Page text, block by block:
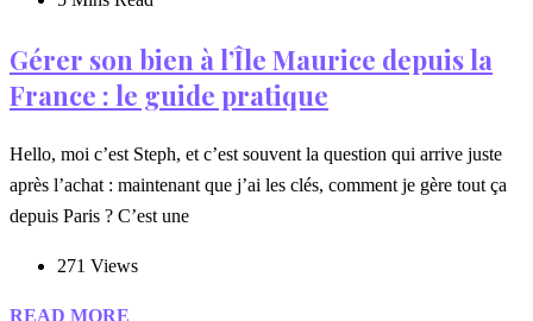
Gérer son bien à l’Île Maurice depuis la
France : le guide pratique
Hello, moi c’est Steph, et c’est souvent la question qui arrive juste
après l’achat : maintenant que j’ai les clés, comment je gère tout ça
depuis Paris ? C’est une
271 Views
READ MORE